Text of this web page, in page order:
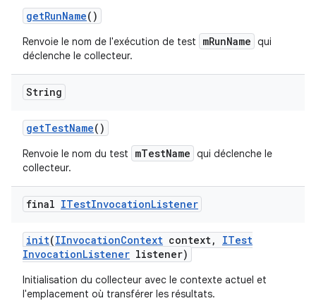
getRunName()
Renvoie le nom de l'exécution de test mRunName qui
déclenche le collecteur.
String
getTestName()
Renvoie le nom du test mTestName qui déclenche le
collecteur.
final ITestInvocationListener
init(IInvocationContext context,
ITest
InvocationListener listener)
Initialisation du collecteur avec le contexte actuel et
l'emplacement où transférer les résultats.